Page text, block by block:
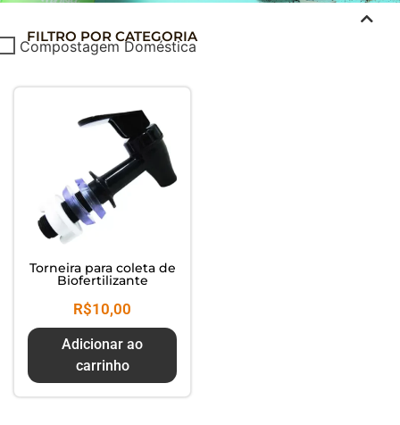
COMPOSTAGEM
DOMÉSTICA
seu Jardim - Cuide do Planeta
FILTRO POR CATEGORIA
Compostagem Doméstica
Torneira para coleta de
Biofertilizante
R$10,00
Adicionar ao
carrinho